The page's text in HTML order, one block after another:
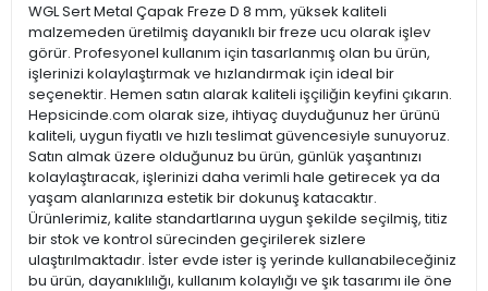
WGL Sert Metal Çapak Freze D 8 mm, yüksek kaliteli
malzemeden üretilmiş dayanıklı bir freze ucu olarak işlev
görür. Profesyonel kullanım için tasarlanmış olan bu ürün,
işlerinizi kolaylaştırmak ve hızlandırmak için ideal bir
seçenektir. Hemen satın alarak kaliteli işçiliğin keyfini çıkarın.
Hepsicinde.com olarak size, ihtiyaç duyduğunuz her ürünü
kaliteli, uygun fiyatlı ve hızlı teslimat güvencesiyle sunuyoruz.
Satın almak üzere olduğunuz bu ürün, günlük yaşantınızı
kolaylaştıracak, işlerinizi daha verimli hale getirecek ya da
yaşam alanlarınıza estetik bir dokunuş katacaktır.
Ürünlerimiz, kalite standartlarına uygun şekilde seçilmiş, titiz
bir stok ve kontrol sürecinden geçirilerek sizlere
ulaştırılmaktadır. İster evde ister iş yerinde kullanabileceğiniz
bu ürün, dayanıklılığı, kullanım kolaylığı ve şık tasarımı ile öne